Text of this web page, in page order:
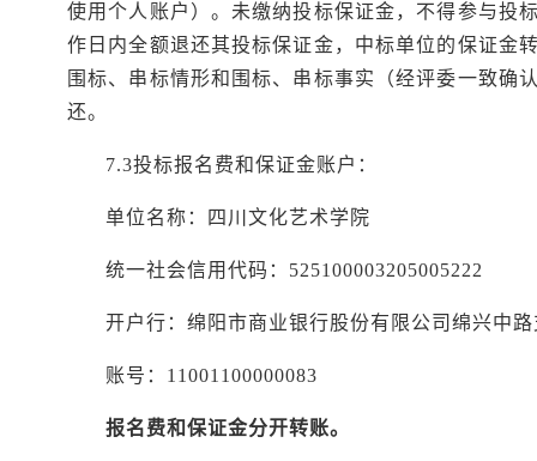
使用个人账户）。未缴纳投标保证金，不得参与投
作日内全额退还其投标保证金，中标单位的保证金
围标、串标情形和围标、串标事实（经评委一致确
还。
7.3投标报名费和保证金账户：
单位名称：四川文化艺术学院
统一社会信用代码： 525100003205005222
开户行：绵阳市商业银行股份有限公司绵兴中
账号： 11001100000083
报名费和保证金分开转账。